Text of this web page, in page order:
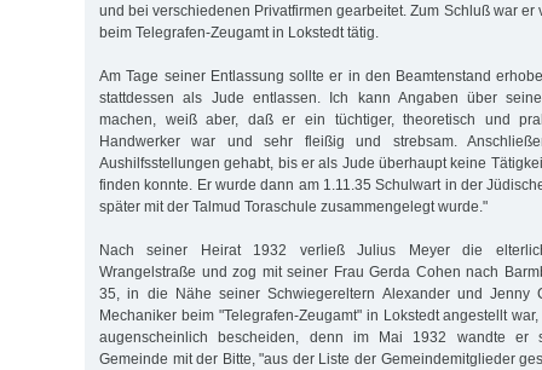
und bei verschiedenen Privatfirmen gearbeitet. Zum Schluß war er
beim Telegrafen-Zeugamt in Lokstedt tätig.
Am Tage seiner Entlassung sollte er in den Beamtenstand
stattdessen als Jude entlassen. Ich kann Angaben über
machen, weiß aber, daß er ein tüchtiger, theoretisch und
Handwerker war und sehr fleißig und strebsam.
Aushilfsstellungen gehabt, bis er als Jude überhaupt keine
finden konnte. Er wurde dann am 1.11.35 Schulwart in der
später mit der Talmud Toraschule zusammengelegt wurde."
Nach seiner Heirat 1932 verließ Julius Meyer die
Wrangelstraße und zog mit seiner Frau Gerda Cohen nach
35, in die Nähe seiner Schwiegereltern Alexander und Jenny
Mechaniker beim "Telegrafen-Zeugamt" in Lokstedt angestellt
augenscheinlich bescheiden, denn im Mai 1932 wandte er
Gemeinde mit der Bitte, "aus der Liste der Gemeindemitglieder